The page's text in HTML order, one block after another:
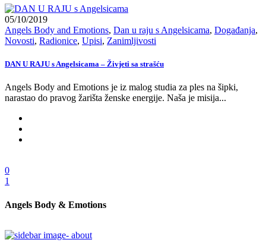
05/10/2019
Angels Body and Emotions, Dan u raju s Angelsicama, Događanja,
Novosti, Radionice, Upisi, Zanimljivosti
DAN U RAJU s Angelsicama – Živjeti sa strašću
Angels Body and Emotions je iz malog studia za ples na šipki,
narastao do pravog žarišta ženske energije. Naša je misija...
0
1
Angels Body & Emotions